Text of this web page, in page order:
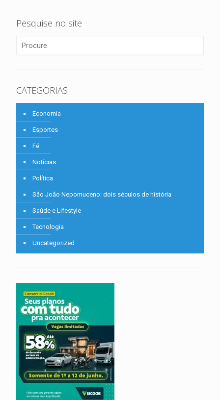
Pesquise no site
CATEGORIAS
Economia
Esportes
Fé
Notícias
Política
São João Nepomuceno: dois séculos de história
Saúde e Lifestyle
Tecnologia
Uncategorized